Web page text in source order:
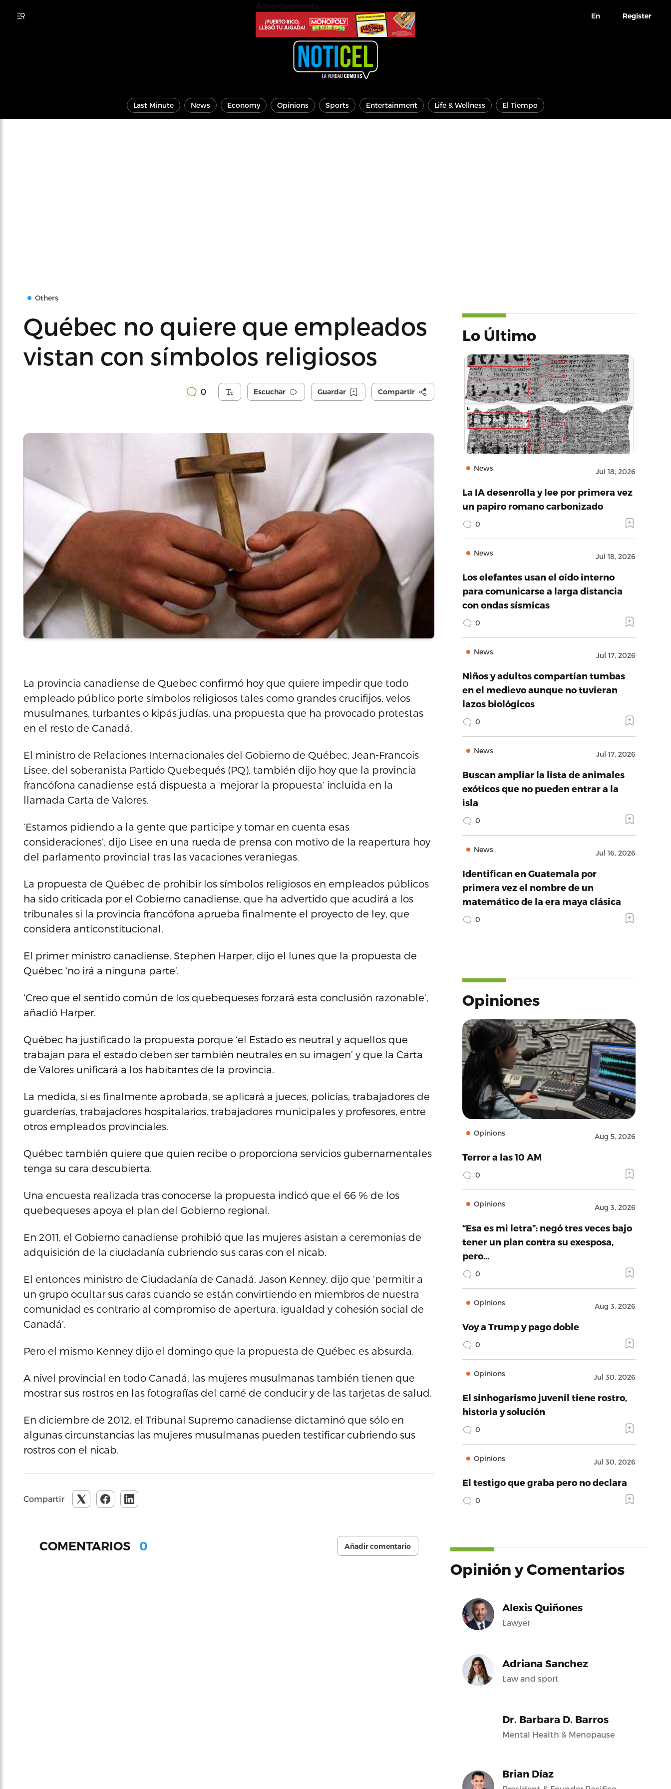
En Register
Last Minute News Economy Opinions Sports Entertainment Life & Wellness El Tiempo
Others
Québec no quiere que empleados
vistan con símbolos religiosos
0 Escuchar Guardar Compartir
La provincia canadiense de Quebec confirmó hoy que quiere impedir que todo
empleado público porte símbolos religiosos tales como grandes crucifijos, velos
musulmanes, turbantes o kipás judías, una propuesta que ha provocado protestas
en el resto de Canadá.
El ministro de Relaciones Internacionales del Gobierno de Québec, Jean-Francois
Lisee, del soberanista Partido Quebequés (PQ), también dijo hoy que la provincia
francófona canadiense está dispuesta a ‘mejorar la propuesta’ incluida en la
llamada Carta de Valores.
‘Estamos pidiendo a la gente que participe y tomar en cuenta esas
consideraciones’, dijo Lisee en una rueda de prensa con motivo de la reapertura hoy
del parlamento provincial tras las vacaciones veraniegas.
La propuesta de Québec de prohibir los símbolos religiosos en empleados públicos
ha sido criticada por el Gobierno canadiense, que ha advertido que acudirá a los
tribunales si la provincia francófona aprueba finalmente el proyecto de ley, que
considera anticonstitucional.
El primer ministro canadiense, Stephen Harper, dijo el lunes que la propuesta de
Québec ‘no irá a ninguna parte’.
‘Creo que el sentido común de los quebequeses forzará esta conclusión razonable’,
añadió Harper.
Québec ha justificado la propuesta porque ‘el Estado es neutral y aquellos que
trabajan para el estado deben ser también neutrales en su imagen’ y que la Carta
de Valores unificará a los habitantes de la provincia.
La medida, si es finalmente aprobada, se aplicará a jueces, policías, trabajadores de
guarderías, trabajadores hospitalarios, trabajadores municipales y profesores, entre
otros empleados provinciales.
Québec también quiere que quien recibe o proporciona servicios gubernamentales
tenga su cara descubierta.
Una encuesta realizada tras conocerse la propuesta indicó que el 66 % de los
quebequeses apoya el plan del Gobierno regional.
En 2011, el Gobierno canadiense prohibió que las mujeres asistan a ceremonias de
adquisición de la ciudadanía cubriendo sus caras con el nicab.
El entonces ministro de Ciudadanía de Canadá, Jason Kenney, dijo que ‘permitir a
un grupo ocultar sus caras cuando se están convirtiendo en miembros de nuestra
comunidad es contrario al compromiso de apertura, igualdad y cohesión social de
Canadá’.
Pero el mismo Kenney dijo el domingo que la propuesta de Québec es absurda.
A nivel provincial en todo Canadá, las mujeres musulmanas también tienen que
mostrar sus rostros en las fotografías del carné de conducir y de las tarjetas de salud.
En diciembre de 2012, el Tribunal Supremo canadiense dictaminó que sólo en
algunas circunstancias las mujeres musulmanas pueden testificar cubriendo sus
rostros con el nicab.
Compartir
COMENTARIOS 0 Añadir comentario
Lo Último
News Jul 18, 2026
La IA desenrolla y lee por primera vez
un papiro romano carbonizado
0
News Jul 18, 2026
Los elefantes usan el oído interno
para comunicarse a larga distancia
con ondas sísmicas
0
News Jul 17, 2026
Niños y adultos compartían tumbas
en el medievo aunque no tuvieran
lazos biológicos
0
News Jul 17, 2026
Buscan ampliar la lista de animales
exóticos que no pueden entrar a la
isla
0
News Jul 16, 2026
Identifican en Guatemala por
primera vez el nombre de un
matemático de la era maya clásica
0
Opiniones
Opinions Aug 5, 2026
Terror a las 10 AM
0
Opinions Aug 3, 2026
“Esa es mi letra”: negó tres veces bajo
tener un plan contra su exesposa,
pero…
0
Opinions Aug 3, 2026
Voy a Trump y pago doble
0
Opinions Jul 30, 2026
El sinhogarismo juvenil tiene rostro,
historia y solución
0
Opinions Jul 30, 2026
El testigo que graba pero no declara
0
Opinión y Comentarios
Alexis Quiñones
Lawyer
Adriana Sanchez
Law and sport
Dr. Barbara D. Barros
Mental Health & Menopause
Brian Díaz